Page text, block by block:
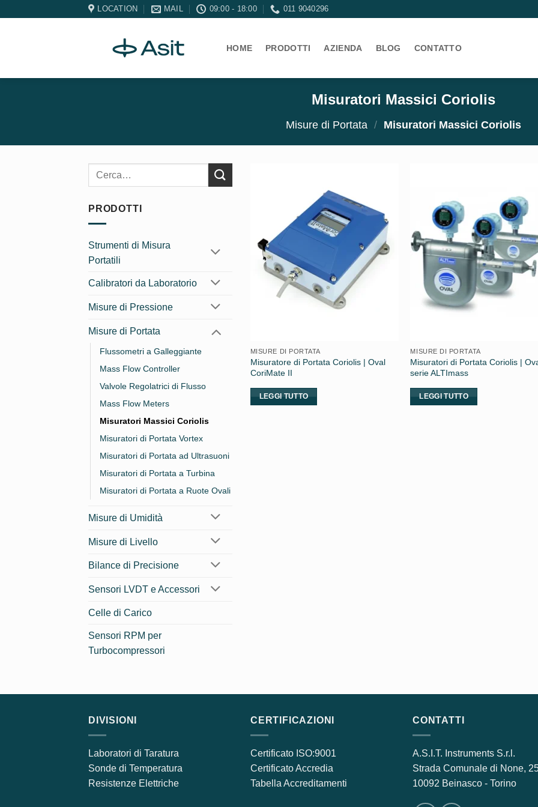
LOCATION MAIL 09:00 - 18:00 011 9040296
HOME PRODOTTI AZIENDA BLOG CONTATTO
Misuratori Massici Coriolis
Misure di Portata / Misuratori Massici Coriolis
Cerca:
PRODOTTI
Strumenti di Misura
Portatili
Calibratori da Laboratorio
Misure di Pressione
Misure di Portata
Flussometri a Galleggiante
Mass Flow Controller
Valvole Regolatrici di Flusso
Mass Flow Meters
Misuratori Massici Coriolis
Misuratori di Portata Vortex
Misuratori di Portata ad Ultrasuoni
Misuratori di Portata a Turbina
Misuratori di Portata a Ruote Ovali
Misure di Umidità
Misure di Livello
Bilance di Precisione
Sensori LVDT e Accessori
Celle di Carico
Sensori RPM per
Turbocompressori
MISURE DI PORTATA
Misuratore di Portata Coriolis | Oval
CoriMate II
LEGGI TUTTO
MISURE DI PORTATA
Misuratori di Portata Coriolis |
serie ALTImass
LEGGI TUTTO
DIVISIONI
Laboratori di Taratura
Sonde di Temperatura
Resistenze Elettriche
CERTIFICAZIONI
Certificato ISO:9001
Certificato Accredia
Tabella Accreditamenti
CONTATTI
A.S.I.T. Instruments S.r.l.
Strada Comunale di None,
10092 Beinasco - Torino